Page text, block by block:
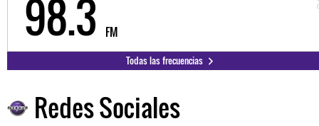
98.3 FM
Todas las frecuencias
Redes Sociales